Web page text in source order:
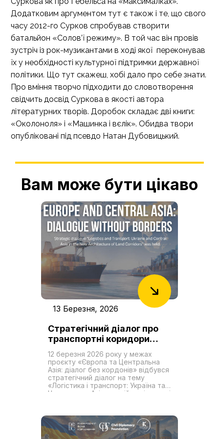
Додатковим аргументом тут є також і те, що свого
часу 2012-го Сурков спробував створити
батальйон «Солов’ї режиму». В той час він провів
зустріч із рок-музикантами в ході якої переконував
їх у необхідності культурної підтримки державної
політики. Що тут скажеш, хобі дало про себе знати.
Про вміння творчо підходити до словотворення
свідчить досвід Суркова в якості автора
літературних творів. Доробок складає дві книги:
«Околоноля» і «Машинка і вєлік». Обидва твори
опубліковані під псевдо Натан Дубовицький.
Вам може бути цікаво
13 Березня, 2026
Стратегічний діалог про
транспортні коридори
відбувся у межах проєкту
«Європа та Центральна
Азія: діалог без кордонів»
12 березня 2026 року у межах
проєкту «Європа та Центральна
Азія: діалог без кордонів» відбувся
стратегічний діалог на тему
«Логістика і транспорт: Україна та
Центральна Азія в новій архітектурі
без кордонів» реалізується двома
незалежними аналітичними
центрами з України — БО